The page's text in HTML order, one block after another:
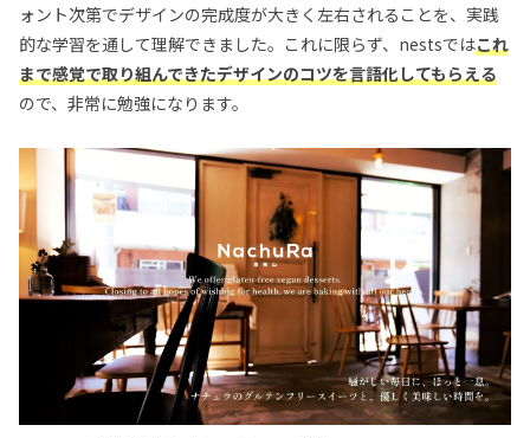
ォント次第でデザインの完成度が大きく左右されることを、実践
的な学習を通して理解できました。これに限らず、nestsではこれ
まで感覚で取り組んできたデザインのコツを言語化してもらえる
ので、非常に勉強になります。